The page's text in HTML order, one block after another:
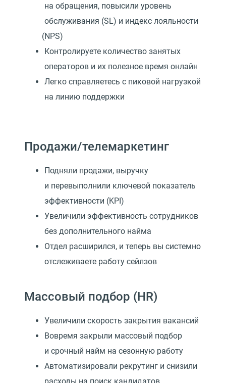
на обращения, повысили уровень
обслуживания (SL) и индекс лояльности
(NPS)
Контролируете количество занятых
операторов и их полезное время онлайн
Легко справляетесь с пиковой нагрузкой
на линию поддержки
Продажи/телемаркетинг
Подняли продажи, выручку
и перевыполнили ключевой показатель
эффективности (KPI)
Увеличили эффективность сотрудников
без дополнительного найма
Отдел расширился, и теперь вы системно
отслеживаете работу сейлзов
Массовый подбор (HR)
Увеличили скорость закрытия вакансий
Вовремя закрыли массовый подбор
и срочный найм на сезонную работу
Автоматизировали рекрутинг и снизили